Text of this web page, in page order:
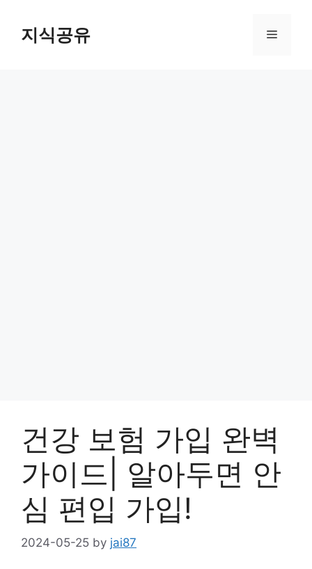
content지식공유 Menu
건강 보험 가입 완벽
가이드| 알아두면 안
심 편입 가입!
2024-05-25 by jai87